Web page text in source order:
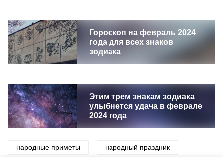
Гороскоп на февраль 2024
года для всех знаков
зодиака
Этим трем знакам зодиака
улыбнется удача в феврале
2024 года
народные приметы народный праздник